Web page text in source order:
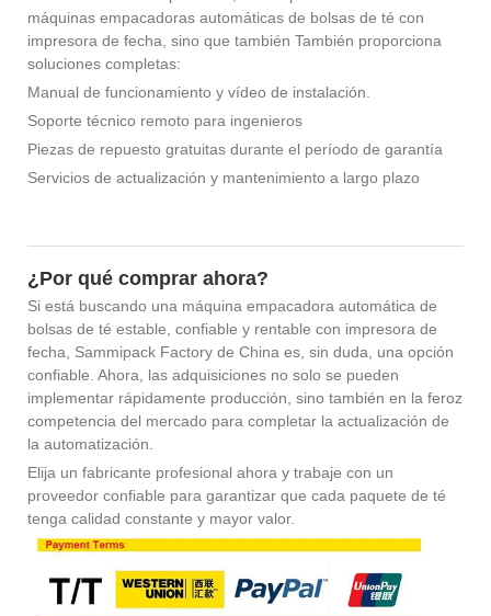
máquinas empacadoras automáticas de bolsas de té con
impresora de fecha, sino que también También proporciona
soluciones completas:
Manual de funcionamiento y vídeo de instalación.
Soporte técnico remoto para ingenieros
Piezas de repuesto gratuitas durante el período de garantía
Servicios de actualización y mantenimiento a largo plazo
¿Por qué comprar ahora?
Si está buscando una máquina empacadora automática de
bolsas de té estable, confiable y rentable con impresora de
fecha, Sammipack Factory de China es, sin duda, una opción
confiable. Ahora, las adquisiciones no solo se pueden
implementar rápidamente producción, sino también en la feroz
competencia del mercado para completar la actualización de
la automatización.
Elija un fabricante profesional ahora y trabaje con un
proveedor confiable para garantizar que cada paquete de té
tenga calidad constante y mayor valor.